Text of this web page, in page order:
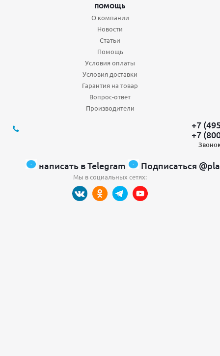
ПОМОЩЬ
О компании
Новости
Статьи
Помощь
Условия оплаты
Условия доставки
Гарантия на товар
Вопрос-ответ
Производители
+7
+7
написать в Telegram Подписаться
Мы в социальных сетях: